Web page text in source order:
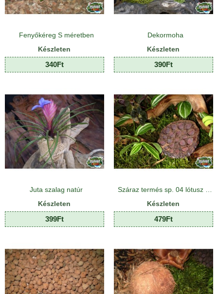
Készleten
Fenyőkéreg S méretben
340Ft
Készleten
Dekormoha
390Ft
Készleten
Juta szalag natúr
399Ft
Készleten
Száraz termés sp. 04 lótusz nagy
479Ft